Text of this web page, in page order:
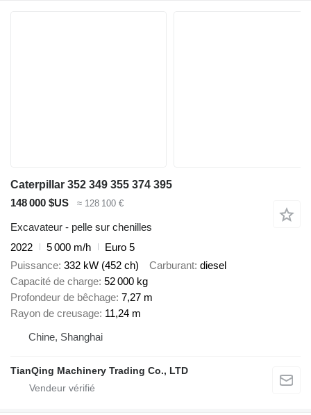
Caterpillar 352 349 355 374 395
148 000 $US
≈ 128 100 €
Excavateur - pelle sur chenilles
2022
5 000 m/h
Euro 5
Puissance 332 kW (452 ch) Carburant diesel
Capacité de charge 52 000 kg
Profondeur de bêchage 7,27 m
Rayon de creusage 11,24 m
Chine, Shanghai
TianQing Machinery Trading Co., LTD